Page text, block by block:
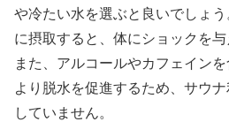
や冷たい水を選ぶと良いでしょ
に摂取すると、体にショックを与
また、アルコールやカフェイン
より脱水を促進するため、サウ
していません。